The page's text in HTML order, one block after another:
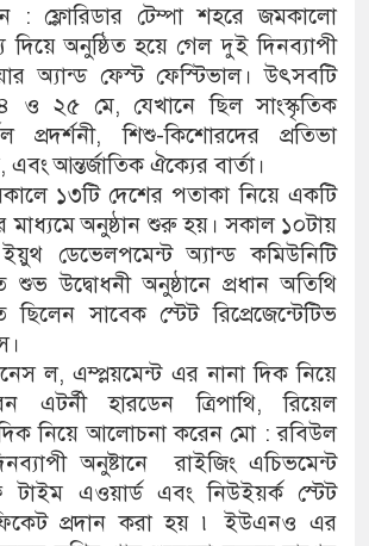
: ফ্লোরিডার টেম্পা শহরে জমকালো
অনুষ্ঠিত হয়ে গেল দুই দিনব্যাপী
অ্যান্ড ফেস্ট ফেস্টিভাল। উৎসবটি
ও ২৫ মে, যেখানে ছিল সাংস্কৃতিক
প্রদর্শনী, শিশু-কিশোরদের প্রতিভা
আন্তর্জাতিক ঐক্যের বার্তা।
১৩টি দেশের পতাকা নিয়ে একটি
মাধ্যমে অনুষ্ঠান শুরু হয়। সকাল ১০টায়
ডেভেলপমেন্ট অ্যান্ড কমিউনিটি
শুভ উদ্বোধনী অনুষ্ঠানে প্রধান অতিথি
ছিলেন সাবেক স্টেট রিপ্রেজেন্টেটিভ
ল, এম্প্লয়মেন্ট এর নানা দিক নিয়ে
এটর্নী হারডেন ত্রিপাথি, রিয়েল
দিক নিয়ে আলোচনা করেন মো : রবিউল
অনুষ্টানে রাইজিং এচিভমেন্ট
টাইম এওয়ার্ড এবং নিউইয়র্ক স্টেট
প্রদান করা হয় ৷ ইউএনও এর